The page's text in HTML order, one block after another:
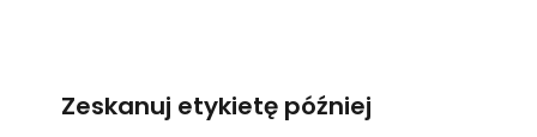
Zeskanuj etykietę później